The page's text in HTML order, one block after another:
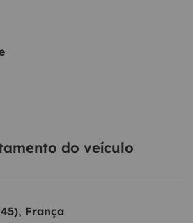
do veículo
França